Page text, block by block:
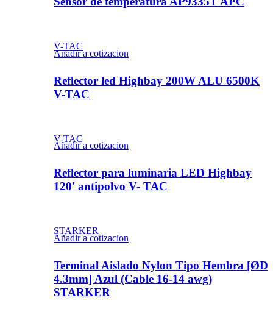
V-TAC
Añadir a cotizacion
Reflector led Highbay 200W ALU 6500K
V-TAC
V-TAC
Añadir a cotizacion
Reflector para luminaria LED Highbay
120' antipolvo V- TAC
STARKER
Añadir a cotizacion
Terminal Aislado Nylon Tipo Hembra [ØD
4.3mm] Azul (Cable 16-14 awg)
STARKER